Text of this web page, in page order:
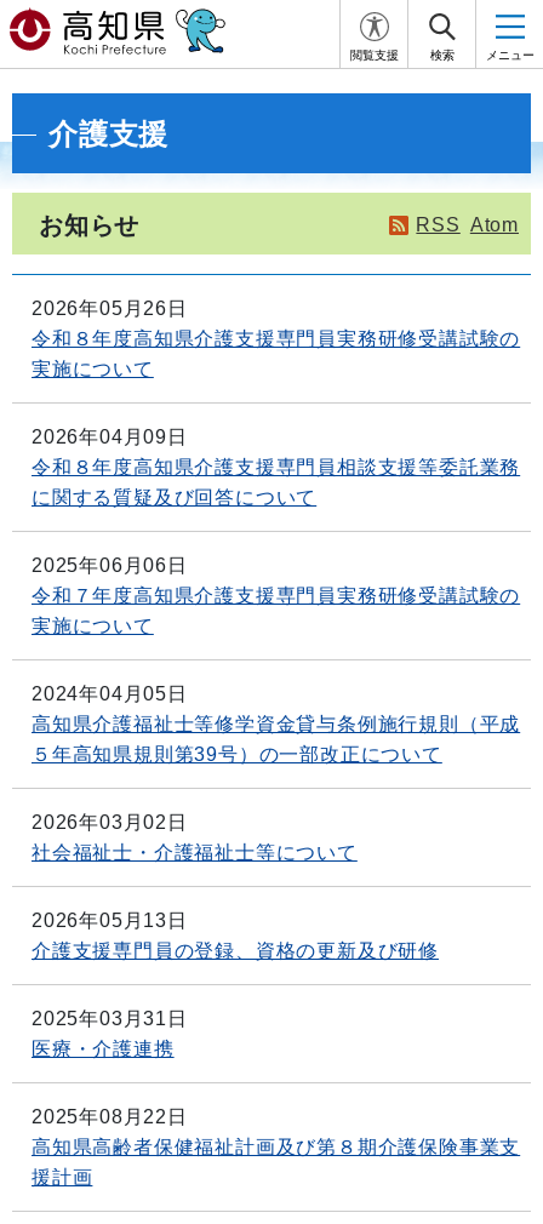
閲覧支援 検索 メニュー
介護支援
お知らせ RSS Atom
2026年05月26日
令和８年度高知県介護支援専門員実務研修受講試験の
実施について
2026年04月09日
令和８年度高知県介護支援専門員相談支援等委託業務
に関する質疑及び回答について
2025年06月06日
令和７年度高知県介護支援専門員実務研修受講試験の
実施について
2024年04月05日
高知県介護福祉士等修学資金貸与条例施行規則（平成
５年高知県規則第39号）の一部改正について
2026年03月02日
社会福祉士・介護福祉士等について
2026年05月13日
介護支援専門員の登録、資格の更新及び研修
2025年03月31日
医療・介護連携
2025年08月22日
高知県高齢者保健福祉計画及び第８期介護保険事業支
援計画